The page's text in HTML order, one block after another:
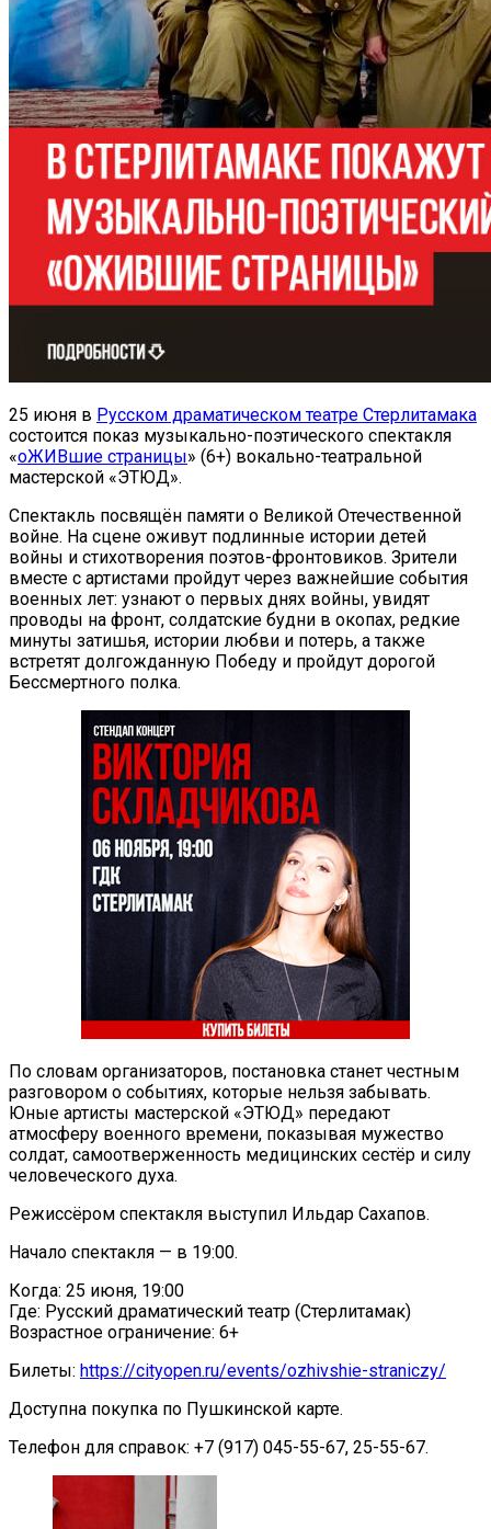
25 июня в Русском драматическом театре Стерлитамака
состоится показ музыкально-поэтического спектакля
«оЖИВшие страницы» (6+) вокально-театральной
мастерской «ЭТЮД».
Спектакль посвящён памяти о Великой Отечественной
войне. На сцене оживут подлинные истории детей
войны и стихотворения поэтов-фронтовиков. Зрители
вместе с артистами пройдут через важнейшие события
военных лет: узнают о первых днях войны, увидят
проводы на фронт, солдатские будни в окопах, редкие
минуты затишья, истории любви и потерь, а также
встретят долгожданную Победу и пройдут дорогой
Бессмертного полка.
По словам организаторов, постановка станет честным
разговором о событиях, которые нельзя забывать.
Юные артисты мастерской «ЭТЮД» передают
атмосферу военного времени, показывая мужество
солдат, самоотверженность медицинских сестёр и силу
человеческого духа.
Режиссёром спектакля выступил Ильдар Сахапов.
Начало спектакля — в 19:00.
Когда: 25 июня, 19:00
Где: Русский драматический театр (Стерлитамак)
Возрастное ограничение: 6+
Билеты: https://cityopen.ru/events/ozhivshie-straniczy/
Доступна покупка по Пушкинской карте.
Телефон для справок: +7 (917) 045-55-67, 25-55-67.